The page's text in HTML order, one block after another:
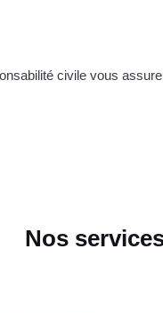
civile vous
Nos